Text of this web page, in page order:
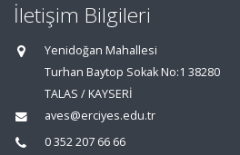
İletişim Bilgileri
Yenidoğan Mahallesi
Turhan Baytop Sokak No:1 38280
TALAS / KAYSERİ
aves@erciyes.edu.tr
0 352 207 66 66